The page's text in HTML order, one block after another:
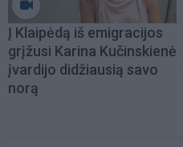
Į Klaipėdą iš emigracijos
grįžusi Karina Kučinskienė
įvardijo didžiausią savo
norą